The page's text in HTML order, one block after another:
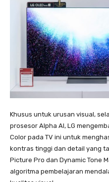
Khusus untuk urusan visual,
prosesor Alpha AI, LG
Color pada TV ini untuk
kontras tinggi dan detail yang
Picture Pro dan Dynamic Tone
algoritma pembelajaran